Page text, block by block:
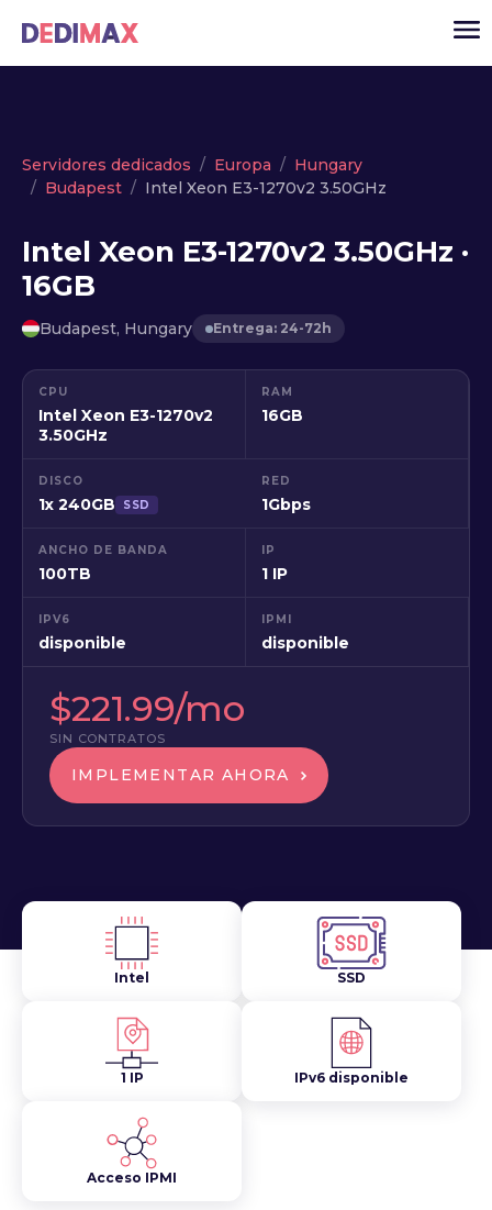
VPS
Servidores dedicados
API
Noticias
Servidores dedicados Europa
Hungary
Budapest
Intel Xeon E3-1270v2 3.50GHz
Intel Xeon E3-1270v2 3.50GHz ·
16GB
Budapest, Hungary Entrega: 24-72h
CPU
Intel Xeon E3-1270v2
3.50GHz
RAM
16GB
DISCO
1x 240GB SSD
RED
1Gbps
ANCHO DE BANDA
100TB
IP
1 IP
IPV6
disponible
IPMI
disponible
$221.99/mo
SIN CONTRATOS
IMPLEMENTAR AHORA
Intel SSD
1 IP IPv6 disponible
Acceso IPMI